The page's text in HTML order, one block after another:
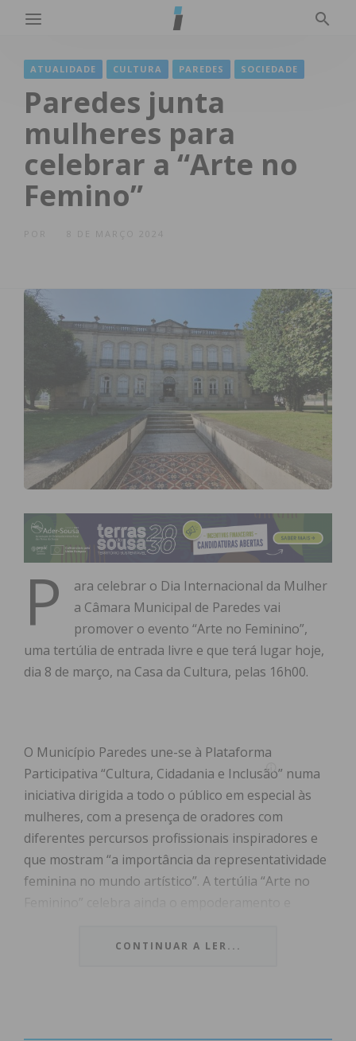
ATUALIDADE CULTURA PAREDES SOCIEDADE
Paredes junta
mulheres para
celebrar a “Arte no
Femino”
8 DE MARÇO 2024
P
ara celebrar o Dia Internacional da Mulher
a Câmara Municipal de Paredes vai
promover o evento “Arte no Feminino”,
uma tertúlia de entrada livre e que terá lugar hoje,
dia 8 de março, na Casa da Cultura, pelas 16h00.
O Município Paredes une-se à Plataforma
Participativa “Cultura, Cidadania e Inclusão” numa
iniciativa dirigida a todo o público em especial às
mulheres, com a presença de oradores com
diferentes percursos profissionais inspiradores e
que mostram “a importância da representatividade
feminina no mundo artístico”. A tertúlia “Arte no
CONTINUAR A LER...